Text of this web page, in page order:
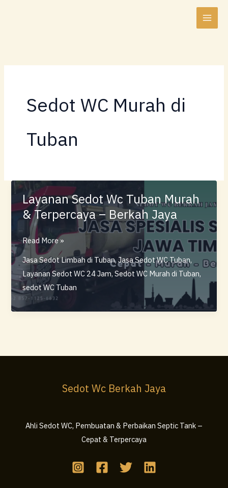
Sedot WC Murah di
Tuban
Layanan Sedot Wc Tuban Murah
& Terpercaya – Berkah Jaya
Layanan
Sedot
Wc
Tuban
Murah
&
Read More »
Jasa Sedot Limbah di Tuban,Jasa Sedot WC Tuban,
Layanan Sedot WC 24 Jam,Sedot WC Murah di Tuban,
sedot WC Tuban
Sedot Wc Berkah Jaya
Ahli Sedot WC, Pembuatan & Perbaikan Septic Tank –
Cepat & Terpercaya